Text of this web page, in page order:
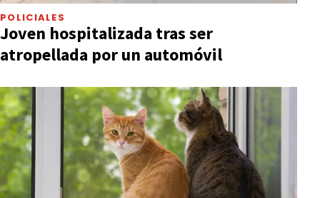
POLICIALES
Joven hospitalizada tras ser
atropellada por un automóvil